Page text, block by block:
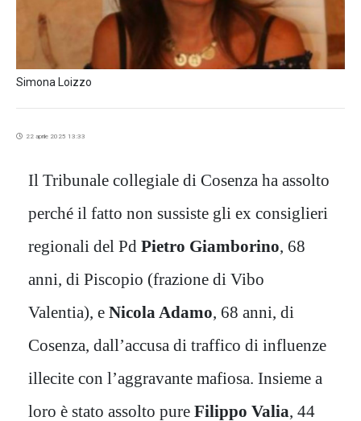
Simona Loizzo
22 aprile 2025 13:33
Il Tribunale collegiale di Cosenza ha assolto
perché il fatto non sussiste gli ex consiglieri
regionali del Pd Pietro Giamborino, 68
anni, di Piscopio (frazione di Vibo
Valentia), e Nicola Adamo, 68 anni, di
Cosenza, dall’accusa di traffico di influenze
illecite con l’aggravante mafiosa. Insieme a
loro è stato assolto pure Filippo Valia, 44